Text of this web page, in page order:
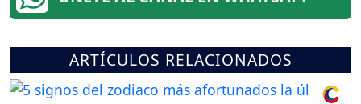
ARTÍCULOS RELACIONADOS